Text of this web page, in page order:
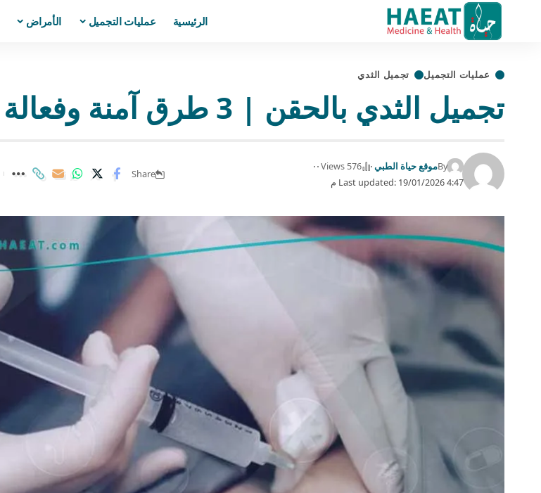
الرئيسية عمليات التجميل الأمراض
عمليات التجميل تجميل الثدي
تجميل الثدي بالحقن | 3 طرق آمنة وفعالة
Last updated: 19/01/2026 4:47 م
Byموقع حياة الطبي 576 Views
Share